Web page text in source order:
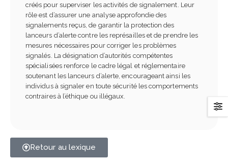
créés pour superviser les activités de signalement. Leur
rôle est d’assurer une analyse approfondie des
signalements reçus, de garantir la protection des
lanceurs d’alerte contre les représailles et de prendre les
mesures nécessaires pour corriger les problèmes
signalés. La désignation d’autorités compétentes
spécialisées renforce le cadre légal et réglementaire
soutenant les lanceurs d’alerte, encourageant ainsi les
individus à signaler en toute sécurité les comportements
contraires à l’éthique ou illégaux.
Retour au lexique